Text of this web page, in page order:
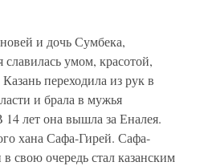
и дочь Сумбека,
славилась умом, красотой,
переходила из рук в
и брала в мужья
14 лет она вышла за Еналея.
хана Сафа-Гирей. Сафа-
свою очередь стал казанским